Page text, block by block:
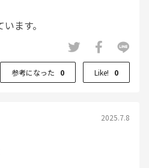
ます。
参考になった 0 Like! 0
2025.7.8